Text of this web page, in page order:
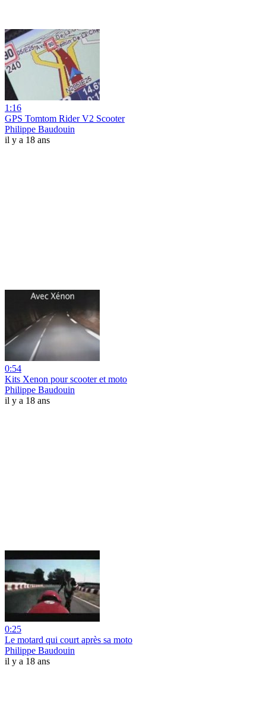
1:16
GPS Tomtom Rider V2 Scooter
Philippe Baudouin
il y a 18 ans
0:54
Kits Xenon pour scooter et moto
Philippe Baudouin
il y a 18 ans
0:25
Le motard qui court après sa moto
Philippe Baudouin
il y a 18 ans